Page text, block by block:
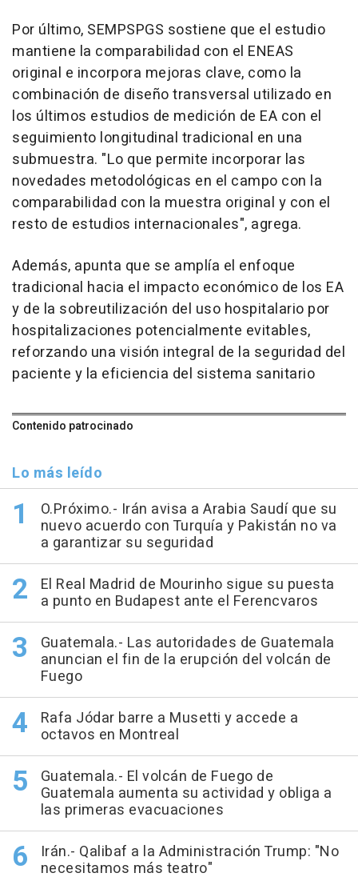
Por último, SEMPSPGS sostiene que el estudio
mantiene la comparabilidad con el ENEAS
original e incorpora mejoras clave, como la
combinación de diseño transversal utilizado en
los últimos estudios de medición de EA con el
seguimiento longitudinal tradicional en una
submuestra. "Lo que permite incorporar las
novedades metodológicas en el campo con la
comparabilidad con la muestra original y con el
resto de estudios internacionales", agrega.
Además, apunta que se amplía el enfoque
tradicional hacia el impacto económico de los EA
y de la sobreutilización del uso hospitalario por
hospitalizaciones potencialmente evitables,
reforzando una visión integral de la seguridad del
paciente y la eficiencia del sistema sanitario
Contenido patrocinado
Lo más leído
O.Próximo.- Irán avisa a Arabia Saudí que su
nuevo acuerdo con Turquía y Pakistán no va
a garantizar su seguridad
El Real Madrid de Mourinho sigue su puesta
a punto en Budapest ante el Ferencvaros
Guatemala.- Las autoridades de Guatemala
anuncian el fin de la erupción del volcán de
Fuego
Rafa Jódar barre a Musetti y accede a
octavos en Montreal
Guatemala.- El volcán de Fuego de
Guatemala aumenta su actividad y obliga a
las primeras evacuaciones
Irán.- Qalibaf a la Administración Trump: "No
necesitamos más teatro"